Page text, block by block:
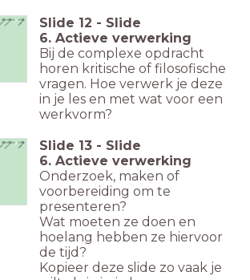
Slide 12 - Slide
6. Actieve verwerking
Bij de complexe opdracht
horen kritische of filosofische
vragen. Hoe verwerk je deze
in je les en met wat voor een
werkvorm?
Slide 13 - Slide
6. Actieve verwerking
Onderzoek, maken of
voorbereiding om te
presenteren?
Wat moeten ze doen en
hoelang hebben ze hiervoor
de tijd?
Kopieer deze slide zo vaak je